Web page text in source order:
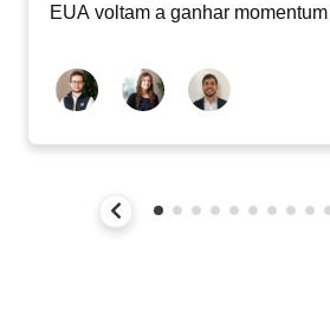
EUA voltam a ganhar momentum